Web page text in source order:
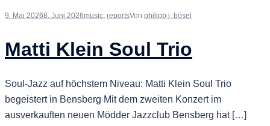
9. Mai 20268. Juni 2026music, reportsVon philipp j. bösel
Matti Klein Soul Trio
Soul-Jazz auf höchstem Niveau: Matti Klein Soul Trio
begeistert in Bensberg Mit dem zweiten Konzert im
ausverkauften neuen Mödder Jazzclub Bensberg hat […]